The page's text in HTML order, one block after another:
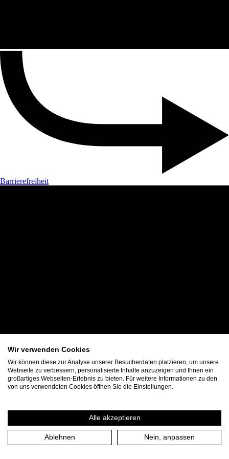
Barrierefreiheit
Wir verwenden Cookies
Wir können diese zur Analyse unserer Besucherdaten platzieren, um unsere
Webseite zu verbessern, personalisierte Inhalte anzuzeigen und Ihnen ein
großartiges Webseiten-Erlebnis zu bieten. Für weitere Informationen zu den
von uns verwendeten Cookies öffnen Sie die Einstellungen.
Alle akzeptieren
Ablehnen Nein, anpassen